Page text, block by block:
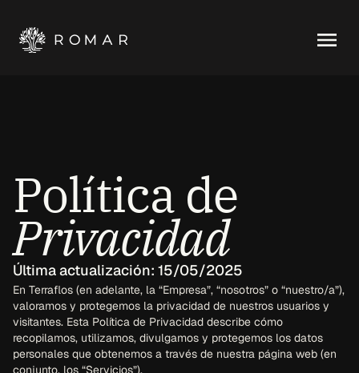
Privacidad
Última actualización: 15/05/2025
En Terraflos (en adelante, la “Empresa”, “nosotros” o “nuestro/a”),
valoramos y protegemos la privacidad de nuestros usuarios y
visitantes. Esta Política de Privacidad describe cómo
recopilamos, utilizamos, divulgamos y protegemos los datos
personales que obtenemos a través de nuestra página web (en
conjunto, los “Servicios”).